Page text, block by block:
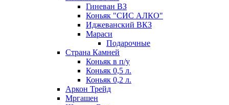
Гиневан ВЗ
Коньяк "СИС АЛКО"
Иджеванский ВКЗ
Мараси
Подарочные
Страна Камней
Коньяк в п/у
Коньяк 0,5 л.
Коньяк 0,2 л.
Аркон Трейд
Мргашен